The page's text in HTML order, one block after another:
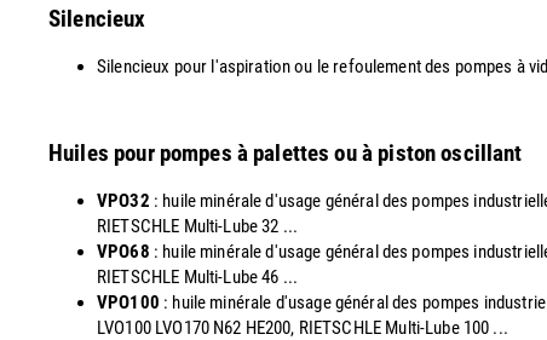
Silencieux
Silencieux pour l'aspiration ou le refoulement des pompes à
Huiles pour pompes à palettes ou à piston oscillant
VPO32 : huile minérale d'usage général des pompes
RIETSCHLE Multi-Lube 32 ...
VPO68 : huile minérale d'usage général des pompes
RIETSCHLE Multi-Lube 46 ...
VPO100 : huile minérale d'usage général des pompes
LVO100 LVO170 N62 HE200, RIETSCHLE Multi-Lube 100 ...